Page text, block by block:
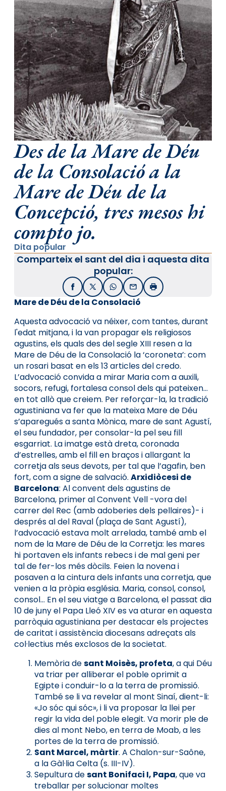
Des de la Mare de Déu
de la Consolació a la
Mare de Déu de la
Concepció, tres mesos hi
compto jo.
Dita popular
Comparteix el sant del dia i aquesta dita
popular:
FacebookX / TwitterWhatsApp
EmailImprimir
Mare de Déu de la Consolació
Aquesta advocació va néixer, com tantes, durant
l'edat mitjana, i la van propagar els religiosos
agustins, els quals des del segle XIII resen a la
Mare de Déu de la Consolació la ‘coroneta’: com
un rosari basat en els 13 articles del credo.
L’advocació convida a mirar Maria com a auxili,
socors, refugi, fortalesa consol dels qui pateixen...
en tot allò que creiem. Per reforçar-la, la tradició
agustiniana va fer que la mateixa Mare de Déu
s’apa­regués a santa Mònica, mare de sant Agustí,
el seu fundador, per consolar-la pel seu fill
esgarriat. La imatge està dreta, coronada
d’estrelles, amb el fill en braços i allargant la
corretja als seus devots, per tal que l’agafin, ben
fort, com a signe de salvació. Arxidiòcesi de
Barcelona: Al convent dels agustins de
Barcelona, primer al Convent Vell -vora del
carrer del Rec (amb adoberies dels pellaires)- i
després al del Raval (plaça de Sant Agustí),
l’advocació estava molt arrelada, també amb el
nom de la Mare de Déu de la Corretja: les mares
hi portaven els infants rebecs i de mal geni per
tal de fer-los més dòcils. Feien la novena i
posaven a la cintura dels infants una corretja, que
venien a la pròpia església. Maria, consol, consol,
consol... En el seu viatge a Barcelona, el passat dia
10 de juny el Papa Lleó XIV es va aturar en aquesta
parròquia agustiniana per destacar els projectes
de caritat i assistència diocesans adreçats als
col·lectius més exclosos de la societat.
Memòria desant Moisès, profeta, a qui Déu
va triar per alliberar el poble oprimit a
Egipte i conduir-lo a la terra de promissió.
També se li va revelar al mont Sinaí, dient-li:
«Jo sóc qui sóc», i li va proposar la llei per
regir la vida del poble elegit. Va morir ple de
dies al mont Nebo, en terra de Moab, a les
portes de la terra de promissió.
Sant Marcel, màrtir. A Chalon-sur-Saône,
a la Gàl·lia Celta (s. III-IV).
Sepultura desant Bonifaci I, Papa, que va
treballar per solucionar moltes